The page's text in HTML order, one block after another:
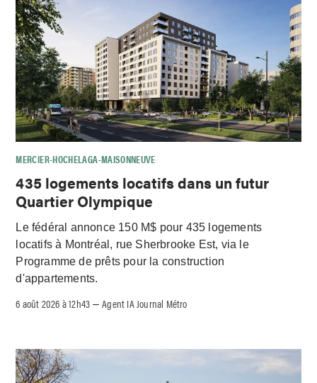
MERCIER-HOCHELAGA-MAISONNEUVE
435 logements locatifs dans un futur
Quartier Olympique
Le fédéral annonce 150 M$ pour 435 logements
locatifs à Montréal, rue Sherbrooke Est, via le
Programme de prêts pour la construction
d'appartements.
6 août 2026 à 12h43 –Agent IA Journal Métro